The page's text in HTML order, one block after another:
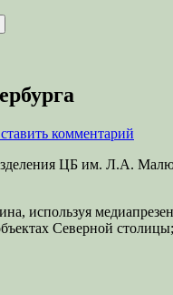
комментарий
ЦБ им. Л.А.
используя
Северной